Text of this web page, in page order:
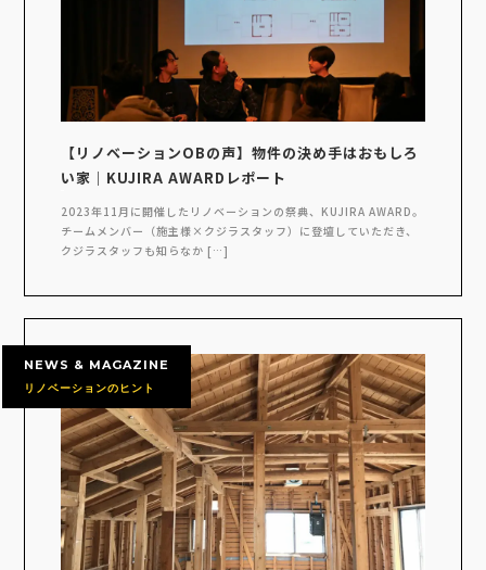
【リノベーションOBの声】物件の決め手はおもしろ
い家｜KUJIRA AWARDレポート
2023年11月に開催したリノベーションの祭典、KUJIRA AWARD。
チームメンバー（施主様×クジラスタッフ）に登壇していただき、
クジラスタッフも知らなか […]
NEWS & MAGAZINE
リノベーションのヒント